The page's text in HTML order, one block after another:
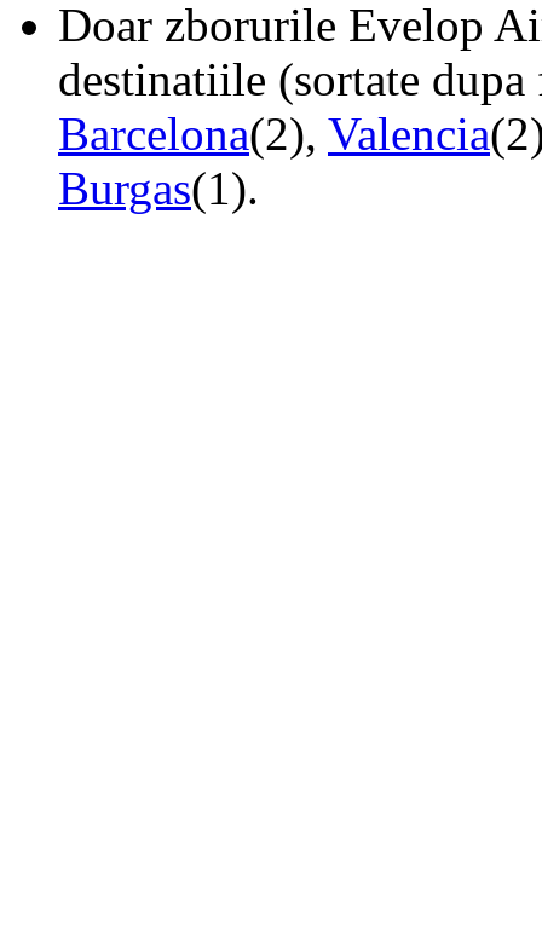
Doar zborurile Evelop
destinatiile (sortate
Barcelona(2), Valencia
Burgas(1).